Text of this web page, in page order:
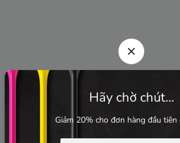
Hãy chờ chút...
Giảm 20% cho đơn hàng đầu tiên